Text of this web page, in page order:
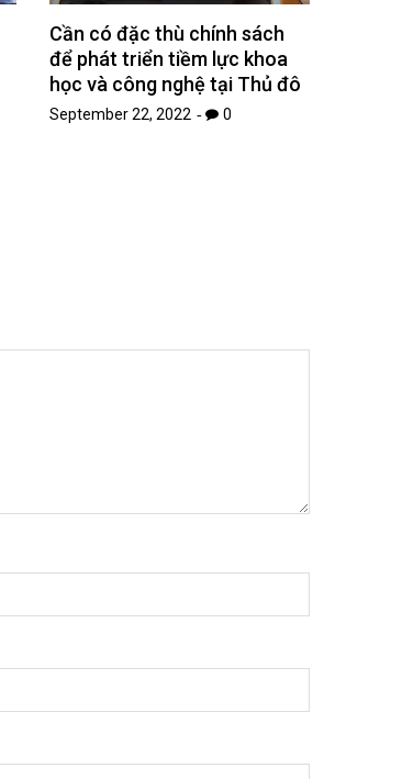
Cần có đặc thù chính sách
để phát triển tiềm lực khoa
học và công nghệ tại Thủ đô
September 22, 2022 0